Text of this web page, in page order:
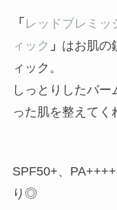
「 レッドブレミッ
ィック 」 はお肌の
ィック。
しっとりしたバ
った肌を整えてく
SPF50+、
り◎